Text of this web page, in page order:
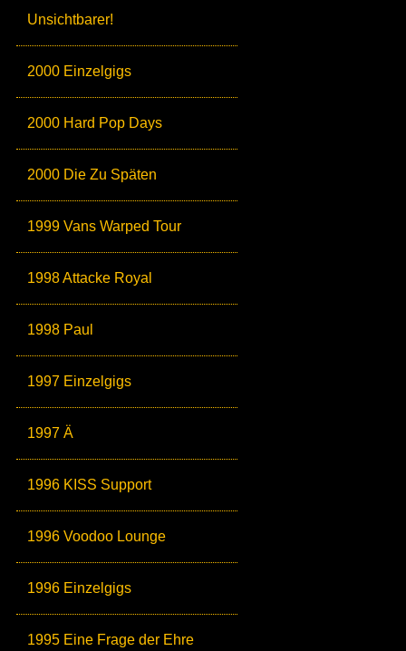
Unsichtbarer!
2000 Einzelgigs
2000 Hard Pop Days
2000 Die Zu Späten
1999 Vans Warped Tour
1998 Attacke Royal
1998 Paul
1997 Einzelgigs
1997 Ä
1996 KISS Support
1996 Voodoo Lounge
1996 Einzelgigs
1995 Eine Frage der Ehre